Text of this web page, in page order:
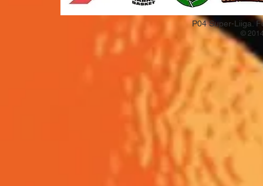
P04 Super-Liiga.
©